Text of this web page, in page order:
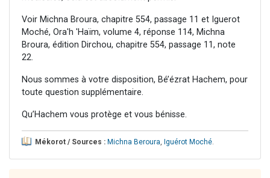
Voir Michna Broura, chapitre 554, passage 11 et Iguerot
Moché, Ora'h 'Haïm, volume 4, réponse 114, Michna
Broura, édition Dirchou, chapitre 554, passage 11, note
22.
Nous sommes à votre disposition, Bé’ézrat Hachem, pour
toute question supplémentaire.
Qu’Hachem vous protège et vous bénisse.
Mékorot / Sources : Michna Beroura, Iguérot Moché.